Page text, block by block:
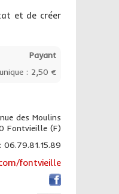
et de créer
Payant
: 2,50 €
des Moulins
Fontvieille (F)
06.79.81.15.89
fontvieille